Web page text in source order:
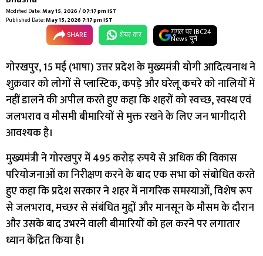
Modified Date:May 15, 2026 / 07:17 pm IST
Published Date:May 15, 2026 7:17 pm IST
SHARE शेयर कर गूगल पर IBC24
News चुनें
गोरखपुर, 15 मई (भाषा) उत्तर प्रदेश के मुख्यमंत्री योगी आदित्यनाथ ने
शुक्रवार को लोगों से प्लास्टिक, कपड़े और घरेलू कचरे को नालियों में
नहीं डालने की अपील करते हुए कहा कि शहरों को स्वच्छ, स्वस्थ एवं
जलभराव व मौसमी बीमारियों से मुक्त रखने के लिए जन भागीदारी
आवश्यक है।
मुख्यमंत्री ने गोरखपुर में 495 करोड़ रुपये से अधिक की विकास
परियोजनाओं का निरीक्षण करने के बाद एक सभा को संबोधित करते
हुए कहा कि प्रदेश सरकार ने शहर में नागरिक समस्याओं, विशेष रूप
से जलभराव, मच्छर से संबंधित मुद्दों और मानसून के मौसम के दौरान
और उसके बाद उभरने वाली बीमारियों को हल करने पर लगातार
ध्यान केंद्रित किया है।